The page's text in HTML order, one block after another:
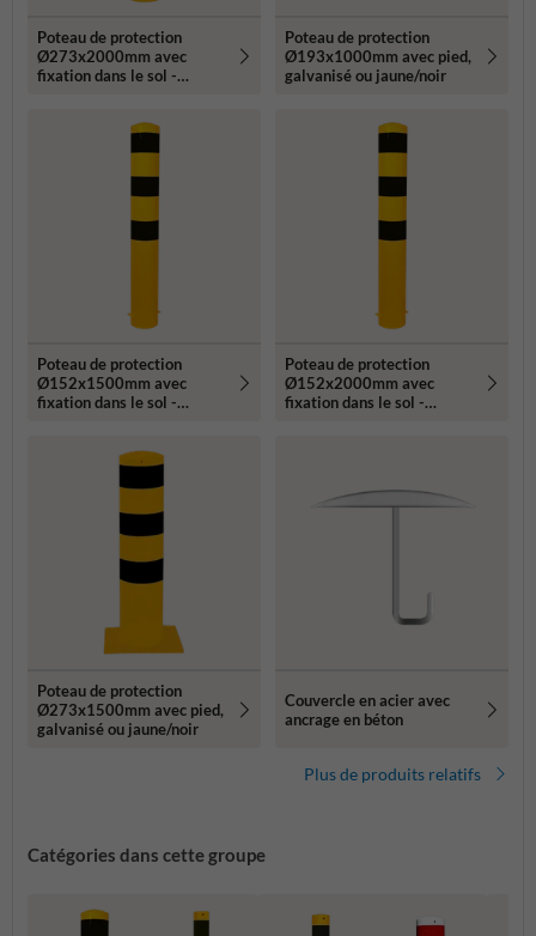
Poteau de protection
Ø273x2000mm avec
fixation dans le sol -
Poteau de protection
Ø193x1000mm avec pied,
galvanisé ou jaune/noir
Poteau de protection
Ø152x1500mm avec
fixation dans le sol -
Poteau de protection
Ø152x2000mm avec
fixation dans le sol -
Poteau de protection
Ø273x1500mm avec pied,
galvanisé ou jaune/noir
Couvercle en acier avec
ancrage en béton
Plus de produits relatifs
Catégories dans cette groupe